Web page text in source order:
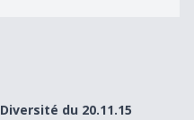
Diversité du 20.11.15